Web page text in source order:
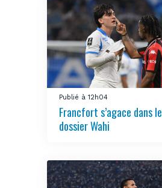
Publié à 12h04
Francfort s’agace dans le
dossier Wahi